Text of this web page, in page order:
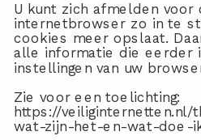
U kunt zich afmelden
internetbrowser zo in te
cookies meer opslaat.
alle informatie die eerder
instellingen van uw
Zie voor een toelichting:
https://
wat-zijn-het-en-wat-doe-